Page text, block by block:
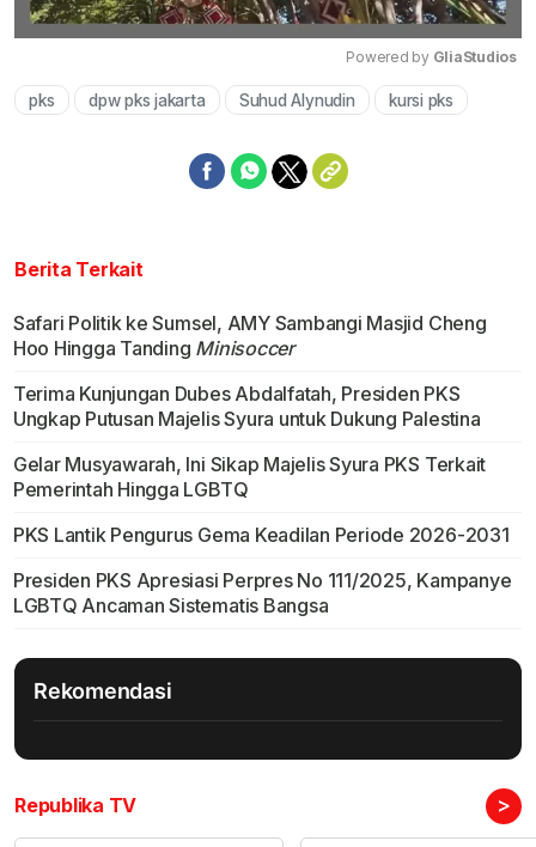
Mute
Powered by GliaStudios
pks dpw pks jakarta Suhud Alynudin kursi pks
Berita Terkait
Safari Politik ke Sumsel, AMY Sambangi Masjid Cheng
Hoo Hingga Tanding Minisoccer
Terima Kunjungan Dubes Abdalfatah, Presiden PKS
Ungkap Putusan Majelis Syura untuk Dukung Palestina
Gelar Musyawarah, Ini Sikap Majelis Syura PKS Terkait
Pemerintah Hingga LGBTQ
PKS Lantik Pengurus Gema Keadilan Periode 2026-2031
Presiden PKS Apresiasi Perpres No 111/2025, Kampanye
LGBTQ Ancaman Sistematis Bangsa
Rekomendasi
Republika TV >